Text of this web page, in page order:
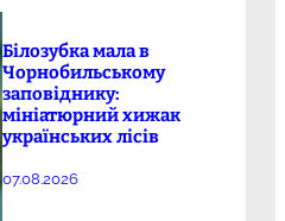
Білозубка мала в
Чорнобильському
заповіднику:
мініатюрний хижак
українських лісів
07.08.2026